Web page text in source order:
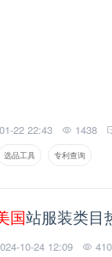
22 22:43 1438
选品工具 专利查询
国站服装类目
10-24 12:09